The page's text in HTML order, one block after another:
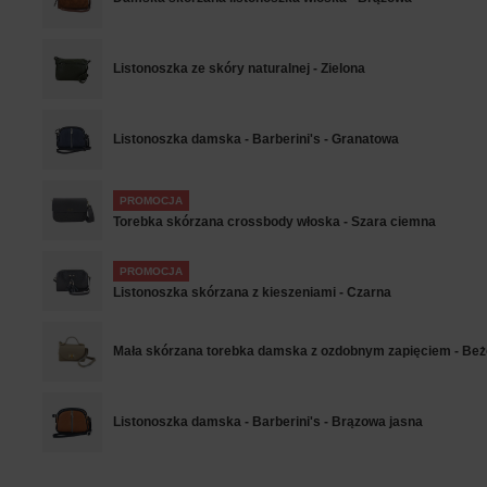
Listonoszka ze skóry naturalnej - Zielona
Listonoszka damska - Barberini's - Granatowa
PROMOCJA
Torebka skórzana crossbody włoska - Szara ciemna
PROMOCJA
Listonoszka skórzana z kieszeniami - Czarna
Mała skórzana torebka damska z ozdobnym zapięciem -
Listonoszka damska - Barberini's - Brązowa jasna